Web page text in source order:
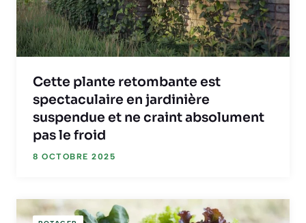
Cette plante retombante est
spectaculaire en jardinière
suspendue et ne craint absolument
pas le froid
8 OCTOBRE 2025